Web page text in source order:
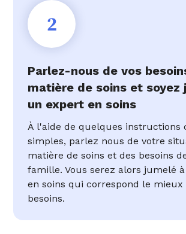
2
Parlez-nous de vos
matière de soins et soyez
un expert en soins
À l'aide de quelques instructions
simples, parlez nous de votre
matière de soins et des besoins
famille. Vous serez alors jumelé
en soins qui correspond le mieux
besoins.